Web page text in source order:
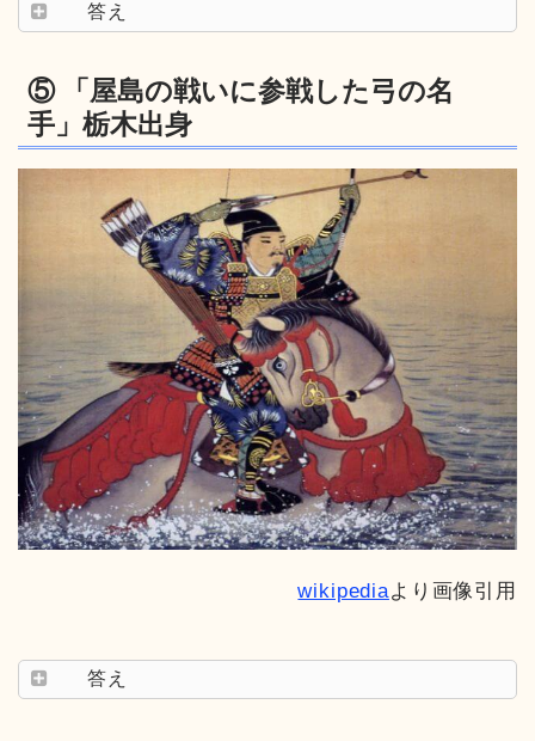
答え
⑤ 「屋島の戦いに参戦した弓の名
手」栃木出身
wikipediaより画像引用
答え